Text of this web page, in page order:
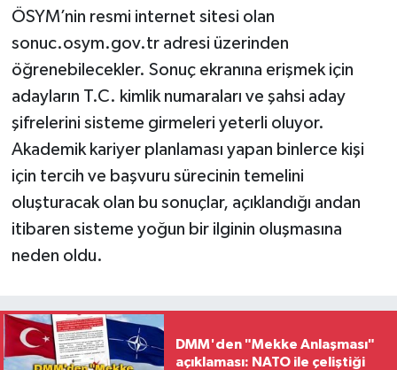
ÖSYM’nin resmi internet sitesi olan
sonuc.osym.gov.tr adresi üzerinden
öğrenebilecekler. Sonuç ekranına erişmek için
adayların T.C. kimlik numaraları ve şahsi aday
şifrelerini sisteme girmeleri yeterli oluyor.
Akademik kariyer planlaması yapan binlerce kişi
için tercih ve başvuru sürecinin temelini
oluşturacak olan bu sonuçlar, açıklandığı andan
itibaren sisteme yoğun bir ilginin oluşmasına
neden oldu.
DMM'den "Mekke Anlaşması"
açıklaması: NATO ile çeliştiği